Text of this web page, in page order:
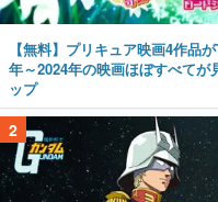
【無料】プリキュア映画4作品
年～2024年の映画ほぼすべて
ップ
2